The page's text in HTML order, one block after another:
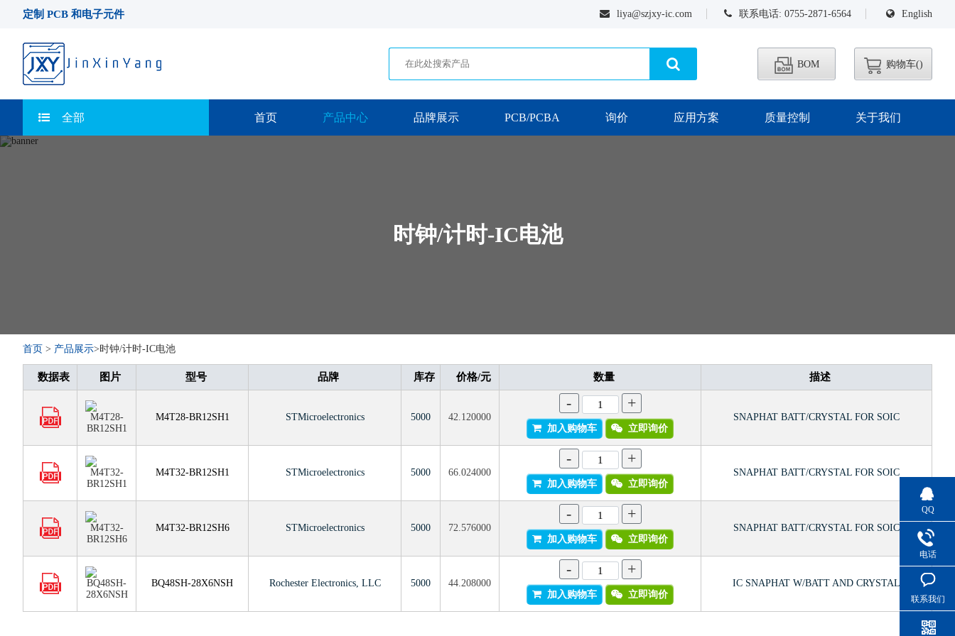
liya@szjxy-ic.com 联系电话: 0755-2871-6564 English
定制 PCB 和电子元件
BOM 购物车()
全部 首页 产品中心 品牌展示 PCB/PCBA 询价 应用方案 质量控制 关于我们
时钟/计时-IC电池
首页 > 产品展示>时钟/计时-IC电池
数据表 图片 型号 品牌 库存 价格/元 数量 描述
M4T28-BR12SH1 STMicroelectronics 5000 42.120000
- +
加入购物车 立即询价
SNAPHAT BATT/CRYSTAL FOR SOIC
M4T32-BR12SH1 STMicroelectronics 5000 66.024000
- +
加入购物车 立即询价
SNAPHAT BATT/CRYSTAL FOR SOIC
M4T32-BR12SH6 STMicroelectronics 5000 72.576000
- +
加入购物车 立即询价
SNAPHAT BATT/CRYSTAL FOR SOIC
BQ48SH-28X6NSH Rochester Electronics, LLC 5000 44.208000
- +
加入购物车 立即询价
IC SNAPHAT W/BATT AND CRYSTAL
QQ
电话
联系我们